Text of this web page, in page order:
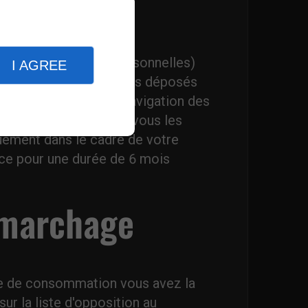
I AGREE
(non personnelles)
internet. Les cookies déposés
l’expérience de navigation des
Dès lors que vous les
dans le cadre de votre
pour une durée de 6 mois
consommation vous avez la
la liste d'opposition au